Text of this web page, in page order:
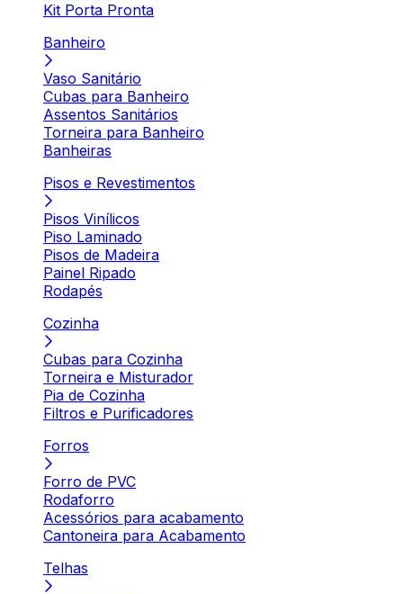
Kit Porta Pronta
Banheiro
Vaso Sanitário
Cubas para Banheiro
Assentos Sanitários
Torneira para Banheiro
Banheiras
Pisos e Revestimentos
Pisos Vinílicos
Piso Laminado
Pisos de Madeira
Painel Ripado
Rodapés
Cozinha
Cubas para Cozinha
Torneira e Misturador
Pia de Cozinha
Filtros e Purificadores
Forros
Forro de PVC
Rodaforro
Acessórios para acabamento
Cantoneira para Acabamento
Telhas